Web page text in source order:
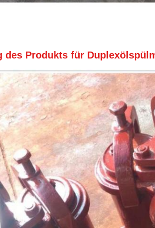
des Produkts für